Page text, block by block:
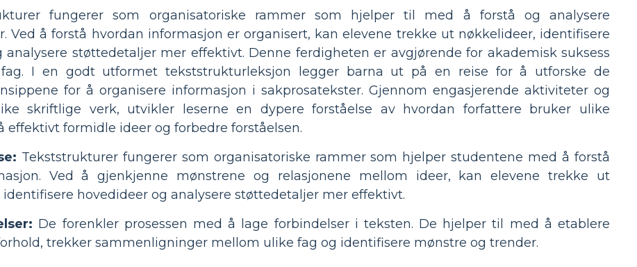
fungerer som organisatoriske rammer som hjelper til med å forstå og analysere
Ved å forstå hvordan informasjon er organisert, kan elevene trekke ut nøkkelideer, identifisere
analysere støttedetaljer mer effektivt. Denne ferdigheten er avgjørende for akademisk suksess
I en godt utformet tekststrukturleksjon legger barna ut på en reise for å utforske de
for å organisere informasjon i sakprosatekster. Gjennom engasjerende aktiviteter og
skriftlige verk, utvikler leserne en dypere forståelse av hvordan forfattere bruker ulike
effektivt formidle ideer og forbedre forståelsen.
Tekststrukturer fungerer som organisatoriske rammer som hjelper studentene med å forstå
Ved å gjenkjenne mønstrene og relasjonene mellom ideer, kan elevene trekke ut
hovedideer og analysere støttedetaljer mer effektivt.
De forenkler prosessen med å lage forbindelser i teksten. De hjelper til med å etablere
trekker sammenligninger mellom ulike fag og identifisere mønstre og trender.